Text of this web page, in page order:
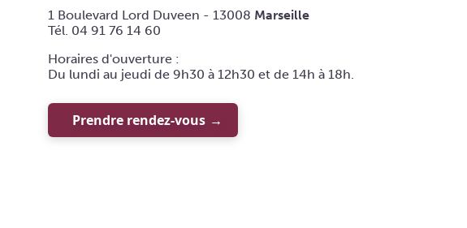
1 Boulevard Lord Duveen - 13008 Marseille
Tél. 04 91 76 14 60
Horaires d'ouverture :
Du lundi au jeudi de 9h30 à 12h30 et de 14h à 18h.
Prendre rendez-vous